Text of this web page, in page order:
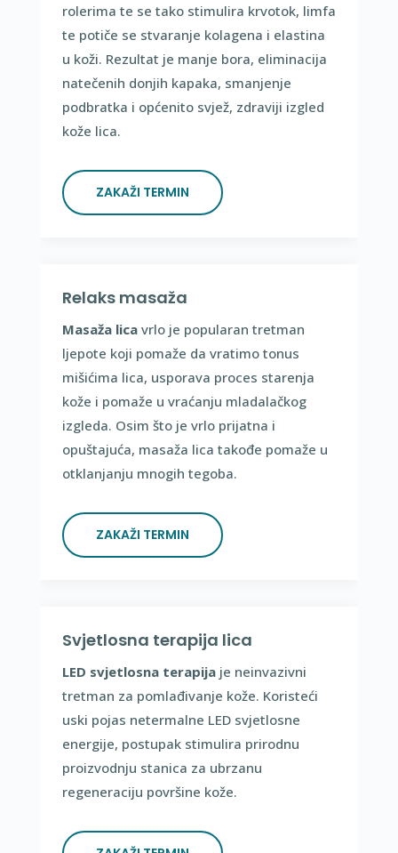
rolerima te se tako stimulira krvotok, limfa
te potiče se stvaranje kolagena i elastina
u koži. Rezultat je manje bora, eliminacija
natečenih donjih kapaka, smanjenje
podbratka i općenito svjež, zdraviji izgled
kože lica.
ZAKAŽI TERMIN
Relaks masaža
Masaža licavrlo je popularan tretman
ljepote koji pomaže da vratimo tonus
mišićima lica, usporava proces starenja
kože i pomaže u vraćanju mladalačkog
izgleda. Osim što je vrlo prijatna i
opuštajuća, masaža lica takođe pomaže u
otklanjanju mnogih tegoba.
ZAKAŽI TERMIN
Svjetlosna terapija lica
LED svjetlosna terapijaje neinvazivni
tretman za pomlađivanje kože. Koristeći
uski pojas netermalne LED svjetlosne
energije, postupak stimulira prirodnu
proizvodnju stanica za ubrzanu
regeneraciju površine kože.